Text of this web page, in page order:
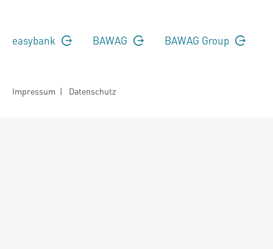
easybank BAWAG BAWAG Group
Impressum | Datenschutz